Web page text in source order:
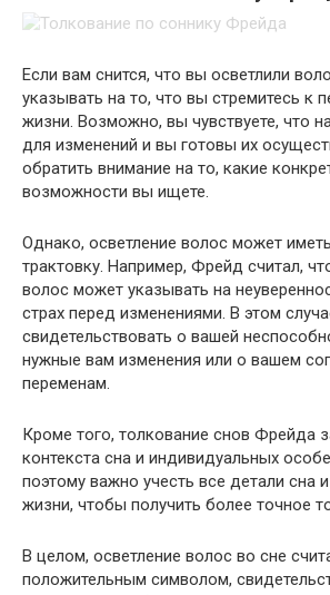
Если вам снится, что вы осветлили
указывать на то, что вы стремитесь к
жизни. Возможно, вы чувствуете, что
для изменений и вы готовы их
обратить внимание на то, какие
возможности вы ищете.
Однако, осветление волос может
трактовку. Например, Фрейд считал,
волос может указывать на
страх перед изменениями. В этом
свидетельствовать о вашей
нужные вам изменения или о вашем
переменам.
Кроме того, толкование снов Фрейда
контекста сна и индивидуальных
поэтому важно учесть все детали сна
жизни, чтобы получить более точное
В целом, осветление волос во сне
положительным символом,